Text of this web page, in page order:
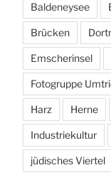
Baldeneysee
Brücken
Emscherinsel
Fotogruppe
Harz Herne
Industriekultur
jüdisches Viertel